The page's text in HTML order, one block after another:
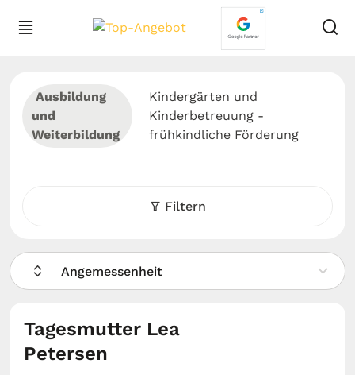
Ausbildung
und
Weiterbildung
Kindergärten und
Kinderbetreuung -
frühkindliche Förderung
Filtern
Angemessenheit
Tagesmutter Lea
Petersen